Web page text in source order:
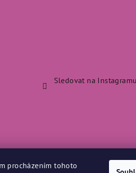
procházením tohoto
Sledovat na Instagramu